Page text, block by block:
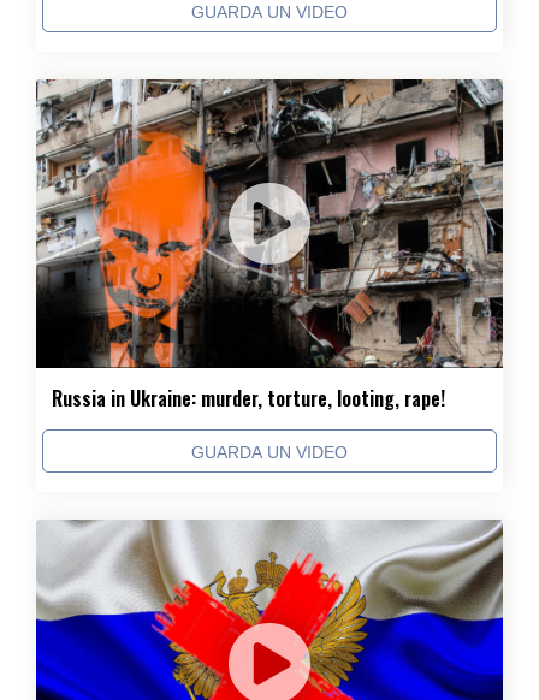
GUARDA UN VIDEO
Russia in Ukraine: murder, torture, looting, rape!
GUARDA UN VIDEO